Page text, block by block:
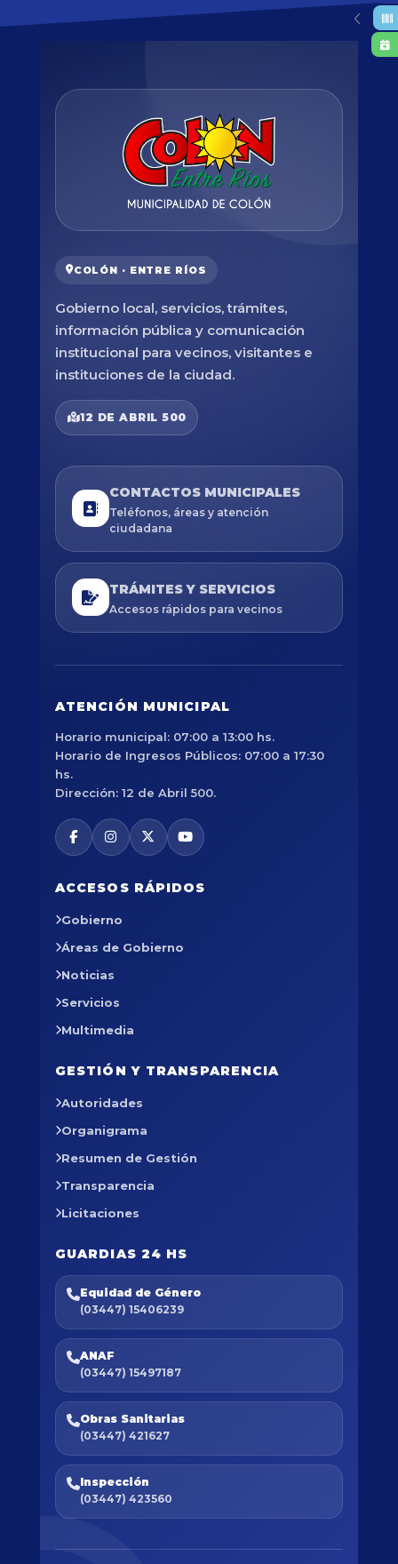
COLÓN · ENTRE RÍOS
Gobierno local, servicios, trámites,
información pública y comunicación
institucional para vecinos, visitantes e
instituciones de la ciudad.
12 DE ABRIL 500
CONTACTOS MUNICIPALES
Teléfonos, áreas y atención
ciudadana
TRÁMITES Y SERVICIOS
Accesos rápidos para vecinos
ATENCIÓN MUNICIPAL
Horario municipal: 07:00 a 13:00 hs.
Horario de Ingresos Públicos: 07:00 a 17:30
hs.
Dirección: 12 de Abril 500.
ACCESOS RÁPIDOS
Gobierno
Áreas de Gobierno
Noticias
Servicios
Multimedia
GESTIÓN Y TRANSPARENCIA
Autoridades
Organigrama
Resumen de Gestión
Transparencia
Licitaciones
GUARDIAS 24 HS
Equidad de Género
(03447) 15406239
ANAF
(03447) 15497187
Obras Sanitarias
(03447) 421627
Inspección
(03447) 423560